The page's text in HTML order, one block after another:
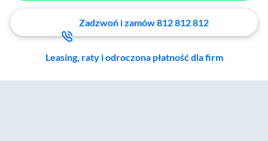
Zadzwoń i zamów 812 812 812
Leasing, raty i odroczona płatność dla firm